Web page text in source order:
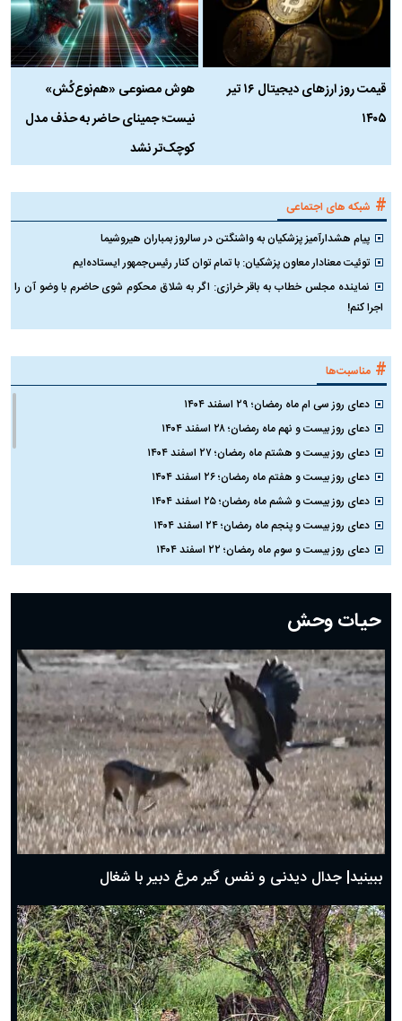
قیمت روز ارز‌های دیجیتال ۱۶ تیر
۱۴۰۵
هوش مصنوعی «هم‌نوع‌کُش»
نیست؛ جمینای حاضر به حذف مدل
کوچک‌تر نشد
# شبکه های اجتماعی
پیام هشدارآمیز پزشکیان به واشنگتن در سالروز بمباران هیروشیما
توئیت معنادار معاون پزشکیان: با تمام توان کنار رئیس‌جمهور ایستاده‌ایم
نماینده مجلس خطاب به باقر خرازی: اگر به شلاق محکوم شوی حاضرم با وضو آن را
اجرا کنم!
# مناسبت‌ها
دعای روز سی ام ماه رمضان؛ ۲۹ اسفند ۱۴۰۴
دعای روز بیست و نهم ماه رمضان؛ ۲۸ اسفند ۱۴۰۴
دعای روز بیست و هشتم ماه رمضان؛ ۲۷ اسفند ۱۴۰۴
دعای روز بیست و هفتم ماه رمضان؛ ۲۶ اسفند ۱۴۰۴
دعای روز بیست و ششم ماه رمضان؛ ۲۵ اسفند ۱۴۰۴
دعای روز بیست و پنجم ماه رمضان؛ ۲۴ اسفند ۱۴۰۴
دعای روز بیست و سوم ماه رمضان؛ ۲۲ اسفند ۱۴۰۴
دعای روز بیستم ماه رمضان؛ ۱۹ اسفند ۱۴۰۴
دعای روز هشتم ماه مبارک رمضان؛ ۷ اسفند ماه ۱۴۰۴
دعای روز هفتم ماه رمضان؛ ۶ اسفند ۱۴۰۴
دعای روز ششم ماه رمضان؛ ۵ اسفند ۱۴۰۴
دعای روز پنجم ماه رمضان؛ ۴ اسفند ۱۴۰۴
دعای روز چهارم ماه مبارک رمضان؛ ۳ اسفند ۱۴۰۴
دعای روز سوم ماه مبارک رمضان؛ ۱۴ اسفند ۱۴۰۴
دعای روز دوم ماه مبارک رمضان ۱ اسفند ماه ۱۴۰۴
دعای روز اول ماه مبارک رمضان، ۳۰ بهمن ۱۴۰۴
حضرت زینب(س) چگونه از دنیا رفت؟
بهترین پیامک تبریک روز پدر ۱۴۰۴؛ جملات زیبا و صمیمانه
حیات وحش
ببینید| جدال دیدنی و نفس گیر مرغ دبیر با شغال